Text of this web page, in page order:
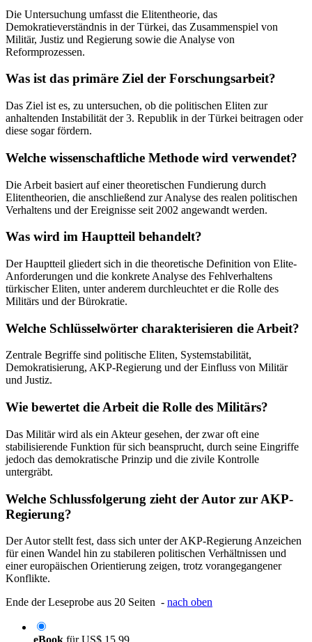
Die Untersuchung umfasst die Elitentheorie, das
Demokratieverständnis in der Türkei, das Zusammenspiel von
Militär, Justiz und Regierung sowie die Analyse von
Reformprozessen.
Was ist das primäre Ziel der Forschungsarbeit?
Das Ziel ist es, zu untersuchen, ob die politischen Eliten zur
anhaltenden Instabilität der 3. Republik in der Türkei beitragen oder
diese sogar fördern.
Welche wissenschaftliche Methode wird verwendet?
Die Arbeit basiert auf einer theoretischen Fundierung durch
Elitentheorien, die anschließend zur Analyse des realen politischen
Verhaltens und der Ereignisse seit 2002 angewandt werden.
Was wird im Hauptteil behandelt?
Der Hauptteil gliedert sich in die theoretische Definition von Elite-
Anforderungen und die konkrete Analyse des Fehlverhaltens
türkischer Eliten, unter anderem durchleuchtet er die Rolle des
Militärs und der Bürokratie.
Welche Schlüsselwörter charakterisieren die Arbeit?
Zentrale Begriffe sind politische Eliten, Systemstabilität,
Demokratisierung, AKP-Regierung und der Einfluss von Militär
und Justiz.
Wie bewertet die Arbeit die Rolle des Militärs?
Das Militär wird als ein Akteur gesehen, der zwar oft eine
stabilisierende Funktion für sich beansprucht, durch seine Eingriffe
jedoch das demokratische Prinzip und die zivile Kontrolle
untergräbt.
Welche Schlussfolgerung zieht der Autor zur AKP-
Regierung?
Der Autor stellt fest, dass sich unter der AKP-Regierung Anzeichen
für einen Wandel hin zu stabileren politischen Verhältnissen und
einer europäischen Orientierung zeigen, trotz vorangegangener
Konflikte.
Ende der Leseprobe aus 20 Seiten - nach oben